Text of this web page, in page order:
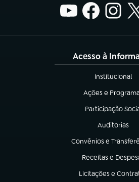
Acesso à
Institucional
(abre em nova
Ações e
(abre em nova
Participação
(abre em nova
Auditorias
(abre em
Convênios e
(abre em nova aba)
Receitas e
(abre em nova
Licitações e
(abre em nova aba)